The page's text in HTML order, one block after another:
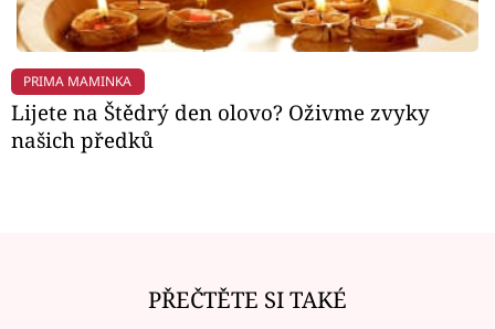
Sledujte nás
PRIMA MAMINKA
Lijete na Štědrý den olovo? Oživme zvyky
našich předků
PŘEČTĚTE SI TAKÉ